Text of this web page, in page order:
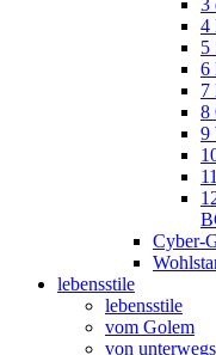
4
5
6
7
8
9
Cyber-
lebensstile
lebensstile
vom Golem
von unterwegs